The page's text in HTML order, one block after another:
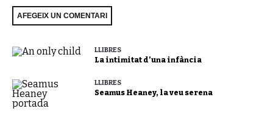
LLIBRES
La intimitat d’una infància
LLIBRES
Seamus Heaney, la veu serena